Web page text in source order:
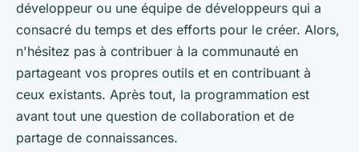
développeur ou une équipe de développeurs qui a
consacré du temps et des efforts pour le créer. Alors,
n'hésitez pas à contribuer à la communauté en
partageant vos propres outils et en contribuant à
ceux existants. Après tout, la programmation est
avant tout une question de collaboration et de
partage de connaissances.